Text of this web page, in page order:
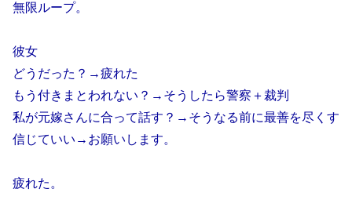
無限ループ。
彼女
どうだった？→疲れた
もう付きまとわれない？→そうしたら警察＋裁判
私が元嫁さんに合って話す？→そうなる前に最善を尽くす
信じていい→お願いします。
疲れた。